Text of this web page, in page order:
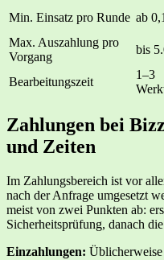
Min. Einsatz pro Runde ab
Max. Auszahlung pro
Vorgang
bis
Bearbeitungszeit
1–3
Zahlungen bei
und Zeiten
Im Zahlungsbereich ist vor
nach der Anfrage umgesetzt
meist von zwei Punkten ab:
Sicherheitsprüfung, danach
Einzahlungen: